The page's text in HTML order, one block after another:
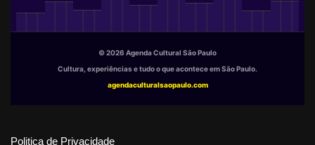
© 2026 Agenda Cultural São Paulo
Cultura, experiências e tudo o que acontece em São Paulo.
agendaculturalsaopaulo.com
Politica de Privacidade